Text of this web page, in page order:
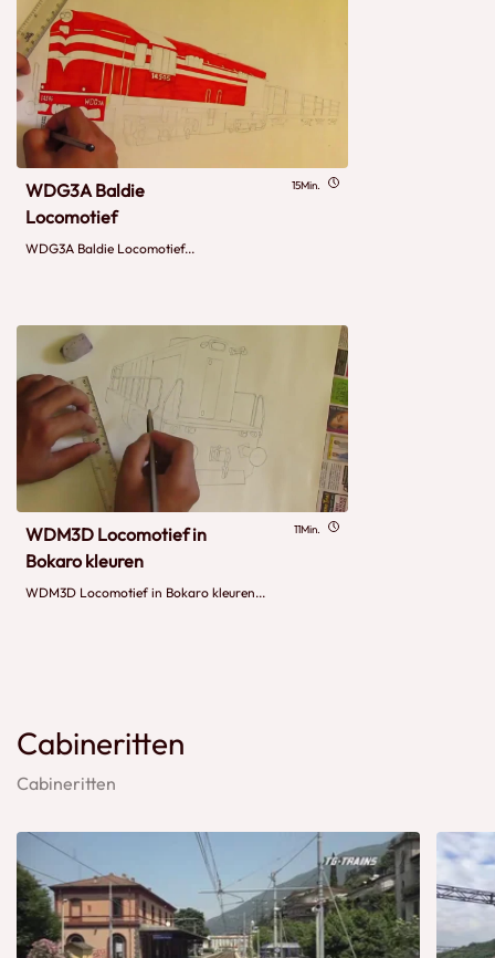
WDG3A Baldie
Locomotief
15Min.
WDG3A Baldie Locomotief...
WDM3D Locomotief in
Bokaro kleuren
11Min.
WDM3D Locomotief in Bokaro kleuren...
Cabineritten
Cabineritten